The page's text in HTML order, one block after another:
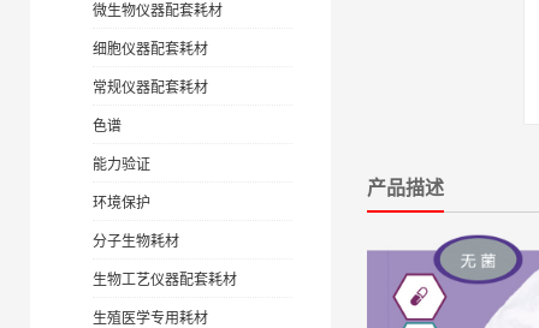
微生物仪器配套耗材
细胞仪器配套耗材
常规仪器配套耗材
色谱
能力验证
环境保护
分子生物耗材
生物工艺仪器配套耗材
生殖医学专用耗材
产品描述